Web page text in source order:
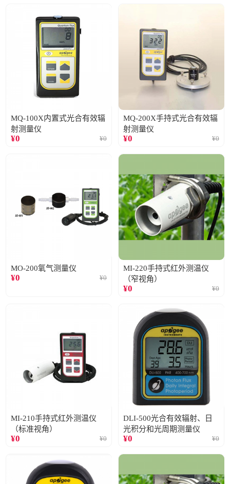
MQ-100X内置式光合有效辐
射测量仪
¥0 ¥0
MQ-200X手持式光合有效辐
射测量仪
¥0 ¥0
MO-200氧气测量仪
¥0 ¥0
MI-220手持式红外测温仪
（窄视角）
¥0 ¥0
MI-210手持式红外测温仪
（标准视角）
¥0 ¥0
DLI-500光合有效辐射、日
光积分和光周期测量仪
¥0 ¥0